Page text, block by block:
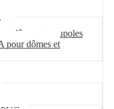
dômes et coupoles
pour dômes et